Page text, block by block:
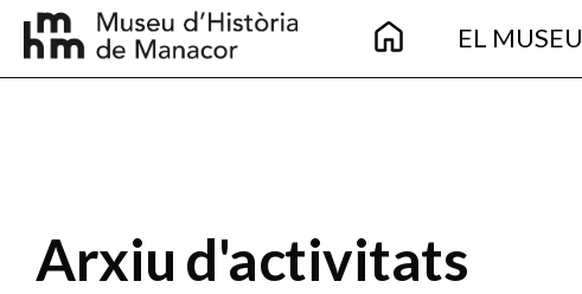
Vés al contingut
Main
navigation
EL MUSEU
Arxiu d'activitats